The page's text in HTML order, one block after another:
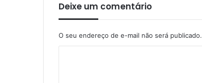
Deixe um comentário
O seu endereço de e-mail não será publicado.